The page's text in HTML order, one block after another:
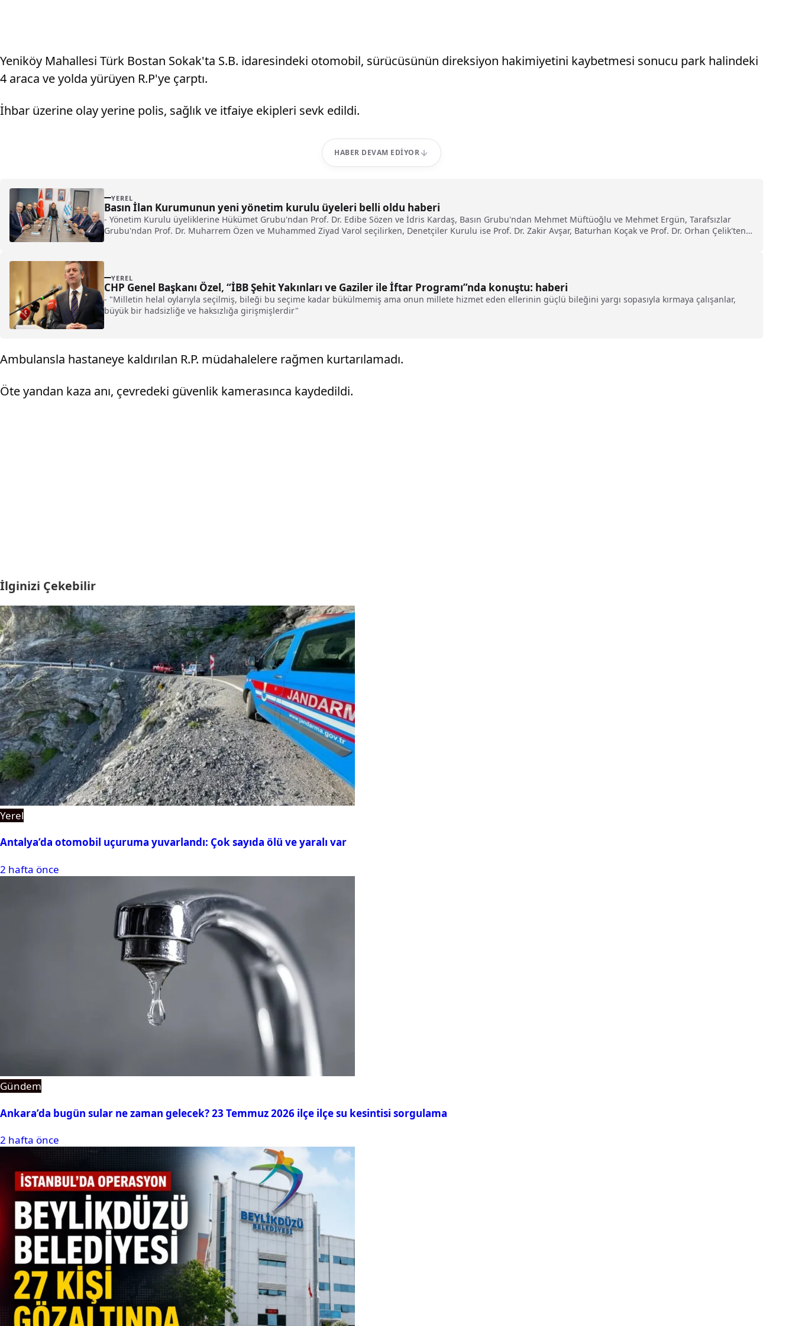
Yeniköy Mahallesi Türk Bostan Sokak'ta S.B. idaresindeki otomobil, sürücüsünün direksiyon hakimiyetini kaybetmesi sonucu park halindeki
4 araca ve yolda yürüyen R.P'ye çarptı.
İhbar üzerine olay yerine polis, sağlık ve itfaiye ekipleri sevk edildi.
HABER DEVAM EDIYOR
YEREL
Basın İlan Kurumunun yeni yönetim kurulu üyeleri belli oldu haberi
- Yönetim Kurulu üyeliklerine Hükümet Grubu'ndan Prof. Dr. Edibe Sözen ve İdris Kardaş, Basın Grubu'ndan Mehmet Müftüoğlu ve Mehmet Ergün, Tarafsızlar
Grubu'ndan Prof. Dr. Muharrem Özen ve Muhammed Ziyad Varol seçilirken, Denetçiler Kurulu ise Prof. Dr. Zakir Avşar, Baturhan Koçak ve Prof. Dr. Orhan Çelik'ten
YEREL
CHP Genel Başkanı Özel, “İBB Şehit Yakınları ve Gaziler ile İftar Programı”nda konuştu: haberi
- "Milletin helal oylarıyla seçilmiş, bileği bu seçime kadar bükülmemiş ama onun millete hizmet eden ellerinin güçlü bileğini yargı sopasıyla kırmaya çalışanlar,
büyük bir hadsizliğe ve haksızlığa girişmişlerdir"
Ambulansla hastaneye kaldırılan R.P. müdahalelere rağmen kurtarılamadı.
Öte yandan kaza anı, çevredeki güvenlik kamerasınca kaydedildi.
İlginizi Çekebilir
Yerel
Antalya’da otomobil uçuruma yuvarlandı: Çok sayıda ölü ve yaralı var
2 hafta önce
Gündem
Ankara’da bugün sular ne zaman gelecek? 23 Temmuz 2026 ilçe ilçe su kesintisi sorgulama
2 hafta önce